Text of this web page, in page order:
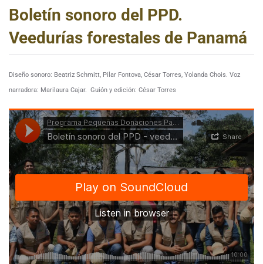
Boletín sonoro del PPD.
Veedurías forestales de Panamá
Diseño sonoro: Beatriz Schmitt, Pilar Fontova, César Torres, Yolanda Chois. Voz
narradora: Marilaura Cajar. Guión y edición: César Torres